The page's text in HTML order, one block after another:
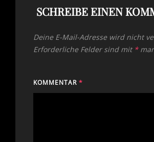
SCHREIBE EINEN
Deine E-Mail-Adresse wird nicht
Erforderliche Felder sind mit *
KOMMENTAR *